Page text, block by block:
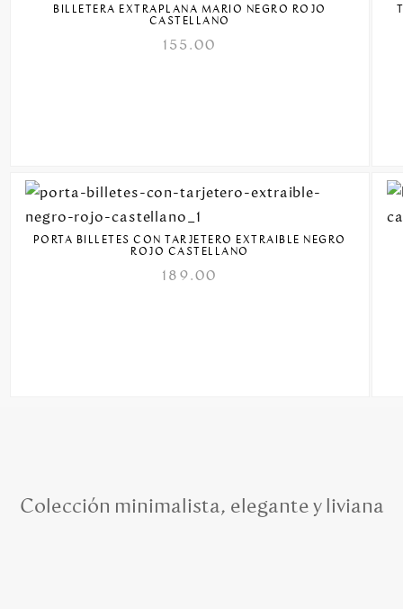
BILLETERA EXTRAPLANA MARIO NEGRO ROJO
CASTELLANO
155.00
PORTA BILLETES CON TARJETERO EXTRAIBLE NEGRO
ROJO CASTELLANO
189.00
Colección minimalista, elegante y liviana